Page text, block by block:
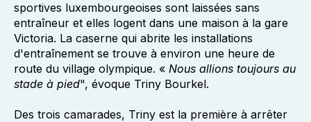
sportives luxembourgeoises sont laissées sans
entraîneur et elles logent dans une maison à la gare
Victoria. La caserne qui abrite les installations
d'entraînement se trouve à environ une heure de
route du village olympique. « Nous allions toujours au
stade à pied", évoque Triny Bourkel.
Des trois camarades, Triny est la première à arrêter